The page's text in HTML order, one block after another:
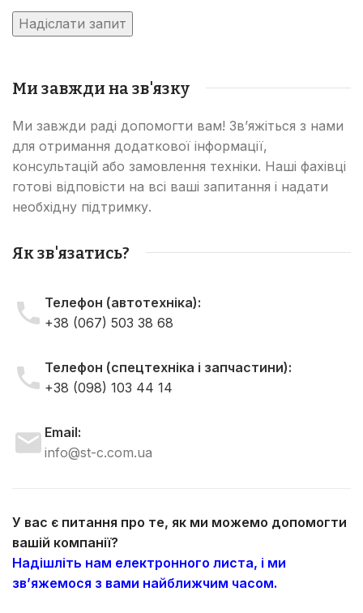
Ми завжди на зв'язку
Ми завжди раді допомогти вам! Зв’яжіться з нами
для отримання додаткової інформації,
консультацій або замовлення техніки. Наші фахівці
готові відповісти на всі ваші запитання і надати
необхідну підтримку.
Як зв'язатись?
Телефон (автотехніка):
+38 (067) 503 38 68
Телефон (спецтехніка і запчастини):
+38 (098) 103 44 14
Email:
info@st-c.com.ua
У вас є питання про те, як ми можемо допомогти
вашій компанії?
Надішліть нам електронного листа, і ми
зв’яжемося з вами найближчим часом.